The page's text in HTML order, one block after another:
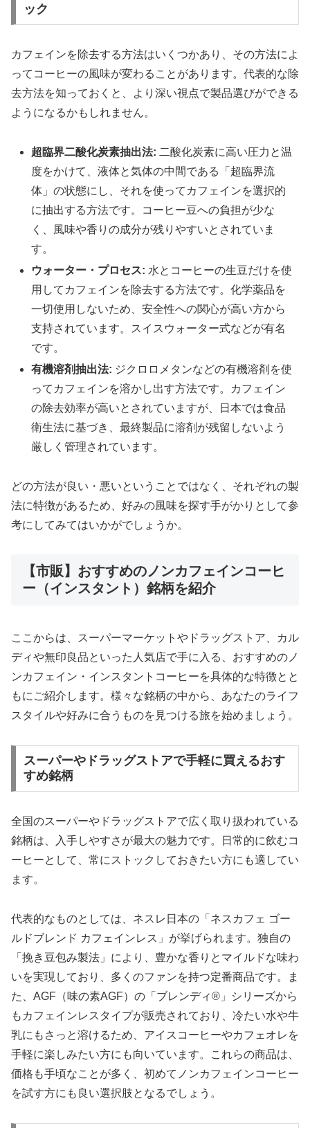
ック
カフェインを除去する方法はいくつかあり、その方法によ
ってコーヒーの風味が変わることがあります。代表的な除
去方法を知っておくと、より深い視点で製品選びができる
ようになるかもしれません。
超臨界二酸化炭素抽出法: 二酸化炭素に高い圧力と温
度をかけて、液体と気体の中間である「超臨界流
体」の状態にし、それを使ってカフェインを選択的
に抽出する方法です。コーヒー豆への負担が少な
く、風味や香りの成分が残りやすいとされていま
す。
ウォーター・プロセス: 水とコーヒーの生豆だけを使
用してカフェインを除去する方法です。化学薬品を
一切使用しないため、安全性への関心が高い方から
支持されています。スイスウォーター式などが有名
です。
有機溶剤抽出法: ジクロロメタンなどの有機溶剤を使
ってカフェインを溶かし出す方法です。カフェイン
の除去効率が高いとされていますが、日本では食品
衛生法に基づき、最終製品に溶剤が残留しないよう
厳しく管理されています。
どの方法が良い・悪いということではなく、それぞれの製
法に特徴があるため、好みの風味を探す手がかりとして参
考にしてみてはいかがでしょうか。
【市販】おすすめのノンカフェインコーヒ
ー（インスタント）銘柄を紹介
ここからは、スーパーマーケットやドラッグストア、カル
ディや無印良品といった人気店で手に入る、おすすめのノ
ンカフェイン・インスタントコーヒーを具体的な特徴とと
もにご紹介します。様々な銘柄の中から、あなたのライフ
スタイルや好みに合うものを見つける旅を始めましょう。
スーパーやドラッグストアで手軽に買えるおす
すめ銘柄
全国のスーパーやドラッグストアで広く取り扱われている
銘柄は、入手しやすさが最大の魅力です。日常的に飲むコ
ーヒーとして、常にストックしておきたい方にも適してい
ます。
代表的なものとしては、ネスレ日本の「ネスカフェ ゴー
ルドブレンド カフェインレス」が挙げられます。独自の
「挽き豆包み製法」により、豊かな香りとマイルドな味わ
いを実現しており、多くのファンを持つ定番商品です。ま
た、AGF（味の素AGF）の「ブレンディ®」シリーズから
もカフェインレスタイプが販売されており、冷たい水や牛
乳にもさっと溶けるため、アイスコーヒーやカフェオレを
手軽に楽しみたい方にも向いています。これらの商品は、
価格も手頃なことが多く、初めてノンカフェインコーヒー
を試す方にも良い選択肢となるでしょう。